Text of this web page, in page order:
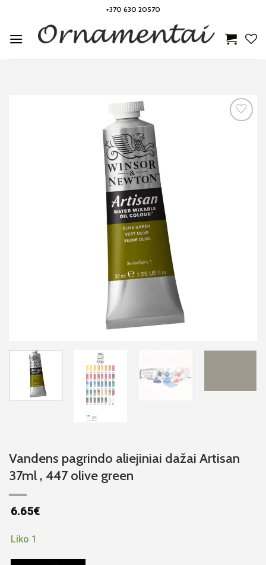
content
+370 630 20570
Vandens pagrindo aliejiniai dažai Artisan
37ml , 447 olive green
6.65€
Liko 1